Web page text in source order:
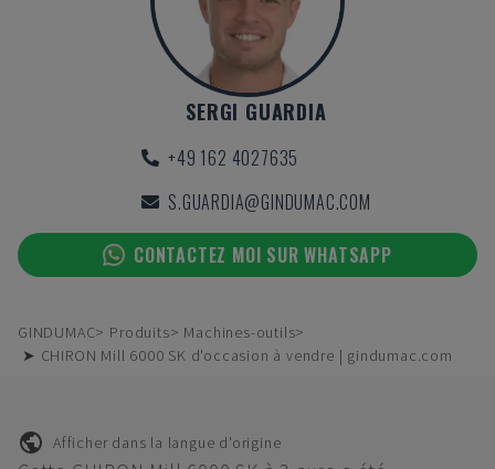
SERGI GUARDIA
+49 162 4027635
S.GUARDIA@GINDUMAC.COM
CONTACTEZ MOI SUR WHATSAPP
GINDUMAC Produits
Machines-outils
➤ CHIRON Mill 6000 SK d'occasion à vendre | gindumac.com
Afficher dans la langue d'origine